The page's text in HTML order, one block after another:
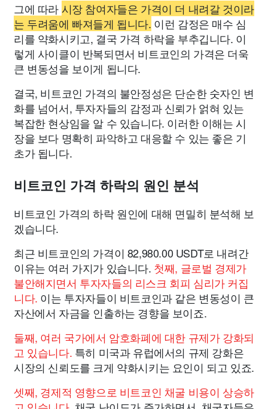
그에 따라시장 참여자들은 가격이 더 내려갈 것이라
는 두려움에 빠져들게 됩니다. 이런 감정은 매수 심
리를 약화시키고, 결국 가격 하락을 부추깁니다. 이
렇게 사이클이 반복되면서 비트코인의 가격은 더욱
큰 변동성을 보이게 됩니다.
결국, 비트코인 가격의 불안정성은 단순한 숫자인 변
화를 넘어서, 투자자들의 감정과 신뢰가 얽혀 있는
복잡한 현상임을 알 수 있습니다. 이러한 이해는 시
장을 보다 명확히 파악하고 대응할 수 있는 좋은 기
초가 됩니다.
비트코인 가격 하락의 원인 분석
비트코인 가격의 하락 원인에 대해 면밀히 분석해 보
겠습니다.
최근 비트코인의 가격이 82,980.00 USDT로 내려간
이유는 여러 가지가 있습니다. 첫째, 글로벌 경제가
불안해지면서 투자자들의 리스크 회피 심리가 커집
니다. 이는 투자자들이 비트코인과 같은 변동성이 큰
자산에서 자금을 인출하는 경향을 보이죠.
둘째, 여러 국가에서 암호화폐에 대한 규제가 강화되
고 있습니다. 특히 미국과 유럽에서의 규제 강화은
시장의 신뢰도를 크게 약화시키는 요인이 되고 있죠.
셋째, 경제적 영향으로 비트코인 채굴 비용이 상승하